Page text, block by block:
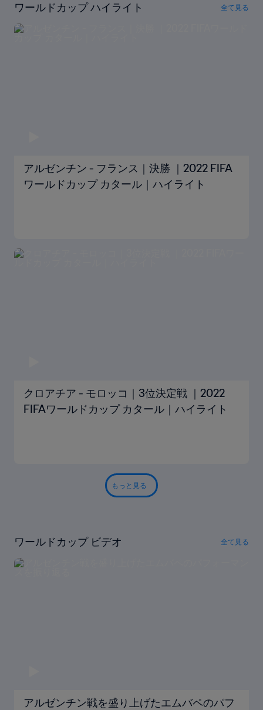
ワールドカップ ハイライト 全て見る
アルゼンチン - フランス｜決勝 ｜2022 FIFA
ワールドカップ カタール｜ハイライト
クロアチア - モロッコ｜3位決定戦 ｜2022
FIFAワールドカップ カタール｜ハイライト
もっと見る
ワールドカップ ビデオ 全て見る
アルゼンチン戦を盛り上げたエムバペのパフ